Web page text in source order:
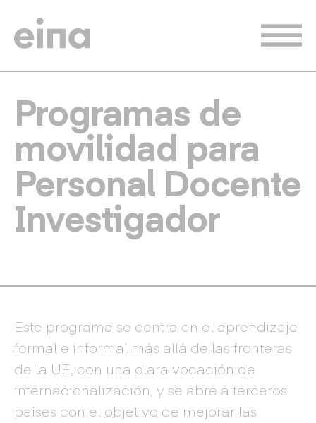
principal
Programas de
movilidad para
Personal Docente
Investigador
Este programa se centra en el aprendizaje
formal e informal más allá de las fronteras
de la UE, con una clara vocación de
internacionalización, y se abre a terceros
países con el objetivo de mejorar las